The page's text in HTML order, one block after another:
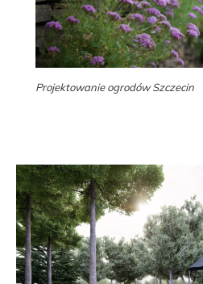
Projektowanie ogrodów Szczecin